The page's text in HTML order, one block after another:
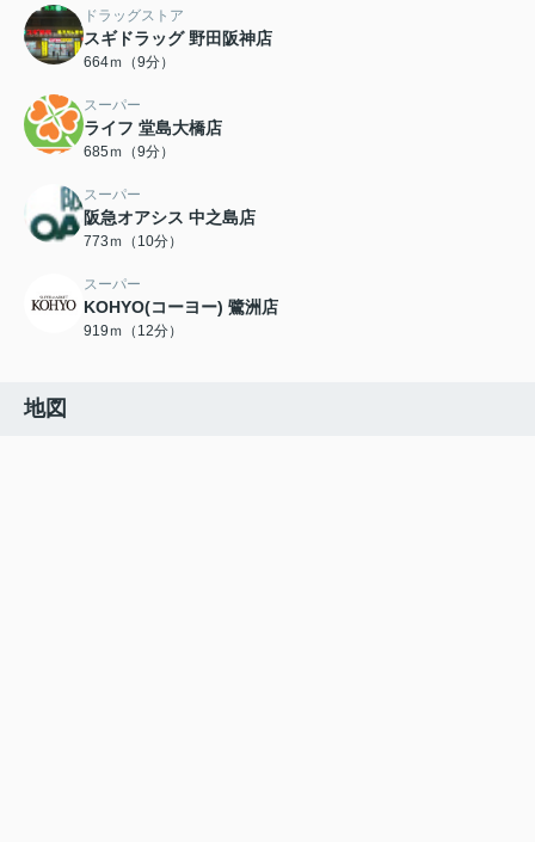
ドラッグストア
スギドラッグ 野田阪神店
664ｍ（9分）
スーパー
ライフ 堂島大橋店
685ｍ（9分）
スーパー
阪急オアシス 中之島店
773ｍ（10分）
スーパー
KOHYO(コーヨー) 鷺洲店
919ｍ（12分）
地図